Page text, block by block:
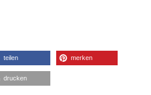
teilen merken
drucken